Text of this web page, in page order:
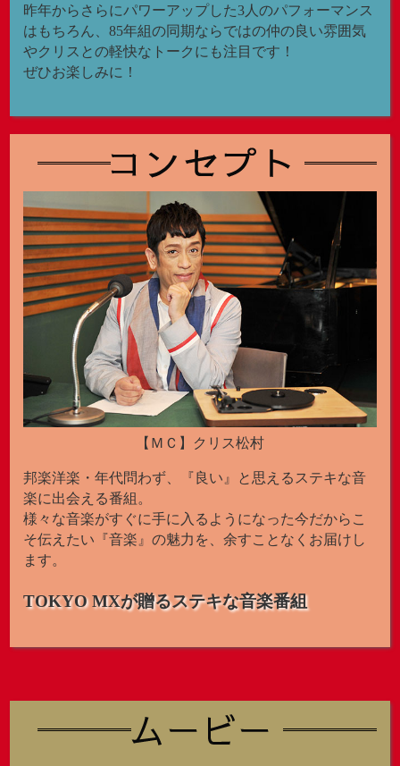
昨年からさらにパワーアップした3人のパフォーマンス
はもちろん、85年組の同期ならではの仲の良い雰囲気
やクリスとの軽快なトークにも注目です！
ぜひお楽しみに！
【ＭＣ】クリス松村
邦楽洋楽・年代問わず、『良い』と思えるステキな音
楽に出会える番組。
様々な音楽がすぐに手に入るようになった今だからこ
そ伝えたい『音楽』の魅力を、余すことなくお届けし
ます。
TOKYO MXが贈るステキな音楽番組